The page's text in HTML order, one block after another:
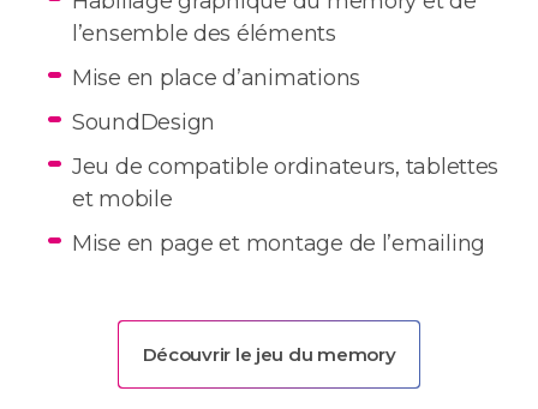
l’ensemble des éléments
Mise en place d’animations
SoundDesign
Jeu de compatible ordinateurs, tablettes
et mobile
Mise en page et montage de l’emailing
Découvrir le jeu du memory